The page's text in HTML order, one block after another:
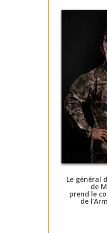
Le général
de
prend le
de